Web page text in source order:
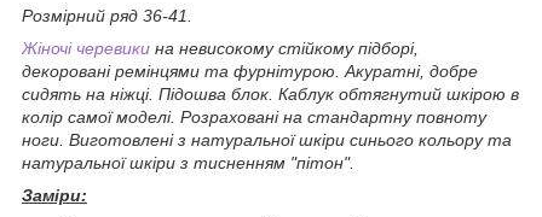
Розмірний ряд 36-41.
Жіночі черевики на невисокому стійкому підборі,
декоровані ремінцями та фурнітурою. Акуратні, добре
сидять на ніжці. Підошва блок. Каблук обтягнутий шкірою в
колір самої моделі. Розраховані на стандартну повноту
ноги. Виготовлені з натуральної шкіри синього кольору та
натуральної шкіри з тисненням "пітон".
Заміри: